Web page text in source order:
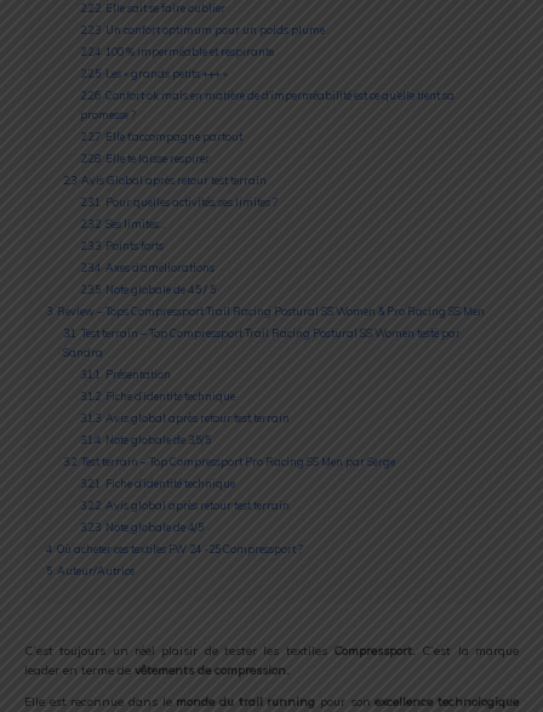
2.2.2 Elle sait se faire oublier
2.2.3 Un confort optimum pour un poids plume
2.2.4 100 % imperméable et respirante
2.2.5 Les « grands petits +++ »
2.2.6 Confort ok mais en matière de d’imperméabilité est ce qu’elle tient sa
promesse ?
2.2.7 Elle t’accompagne partout
2.2.8 Elle te laisse respirer
2.3 Avis Global après retour test terrain
2.3.1
Pour quelles activités, ses limites ?
2.3.2 Ses limites…
2.3.3 Points forts
2.3.4 Axes d’améliorations
2.3.5 Note globale de 4.5 / 5
3 Review – Tops Compressport Trail Racing Postural SS Women & Pro Racing SS Men
3.1 Test terrain – Top Compressport Trail Racing Postural SS Women testé par
Sandra
3.1.1
Présentation
3.1.2 Fiche d’identité technique
3.1.3 Avis global après retour test terrain
3.1.4 Note globale de 3,5/5
3.2 Test terrain – Top Compressport Pro Racing SS Men par Serge
3.2.1
Fiche d’identité technique
3.2.2 Avis global après retour test terrain
3.2.3 Note globale de 4/5
4 Où acheter ces textiles FW 24 -25 Compressport ?
5 Auteur/Autrice
C’est toujours un réel plaisir de tester les textiles Compressport. C’est la marque
leader en terme de vêtements de compression.
Elle est reconnue dans le monde du trail running pour sonexcellence technologique